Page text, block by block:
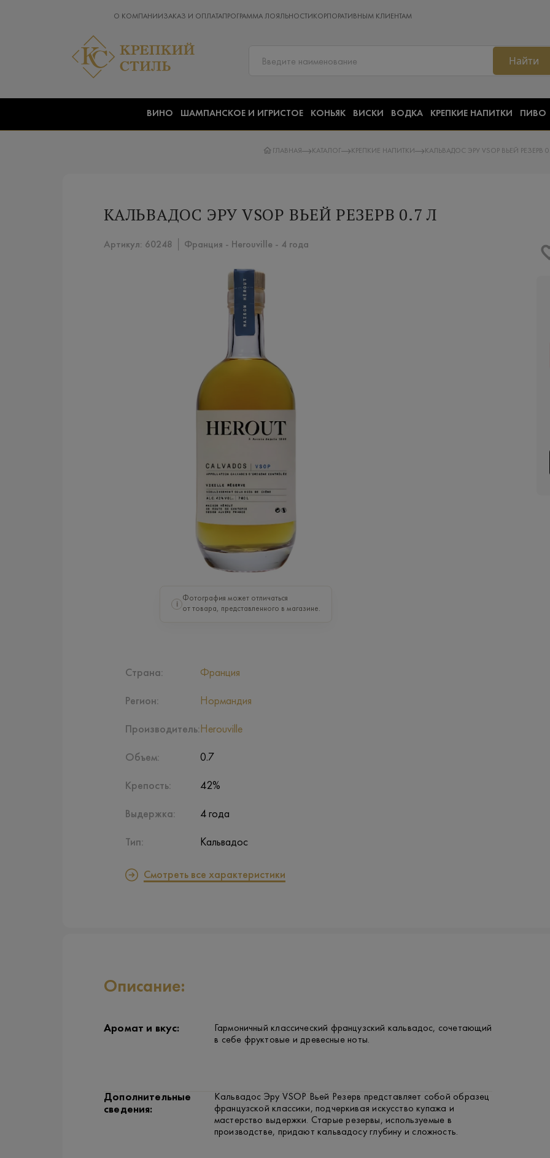
О КОМПАНИИ ЗАКАЗ И ОПЛАТАПРОГРАММА ЛОЯЛЬНОСТИ КОРПОРАТИВНЫМ КЛИЕНТАМ
Найти
ВИНО ШАМПАНСКОЕ И ИГРИСТОЕ КОНЬЯК ВИСКИ ВОДКА КРЕПКИЕ НАПИТКИ ПИВО
ГЛАВНАЯ КАТАЛОГ КРЕПКИЕ НАПИТКИ КАЛЬВАДОС ЭРУ VSOP ВЬЕЙ РЕЗЕРВ
КАЛЬВАДОС ЭРУ VSOP ВЬЕЙ РЕЗЕРВ 0.7 Л
Артикул: 60248 │ Франция - Herouville - 4 года
i
Фотография может отличаться
от товара, представленного в магазине.
Страна:
Регион:
Производитель:
Объем:
Крепость:
Выдержка:
Тип:
Франция
Нормандия
Herouville
0.7
42%
4 года
Кальвадос
Смотреть все характеристики
Описание:
Аромат и вкус:
Гармоничный классический французский кальвадос, сочетающий
в себе фруктовые и древесные ноты.
Дополнительные
сведения:
Кальвадос Эру VSOP Вьей Резерв представляет собой образец
французской классики, подчеркивая искусство купажа и
мастерство выдержки. Старые резервы, используемые в
производстве, придают кальвадосу глубину и сложность.